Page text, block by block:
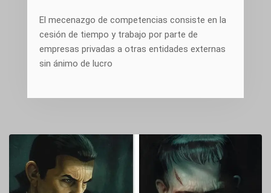
El mecenazgo de competencias consiste en la
cesión de tiempo y trabajo por parte de
empresas privadas a otras entidades externas
sin ánimo de lucro